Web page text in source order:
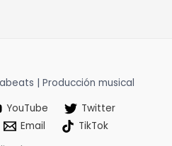
| Producción musical
YouTube
Twitter
Email
TikTok